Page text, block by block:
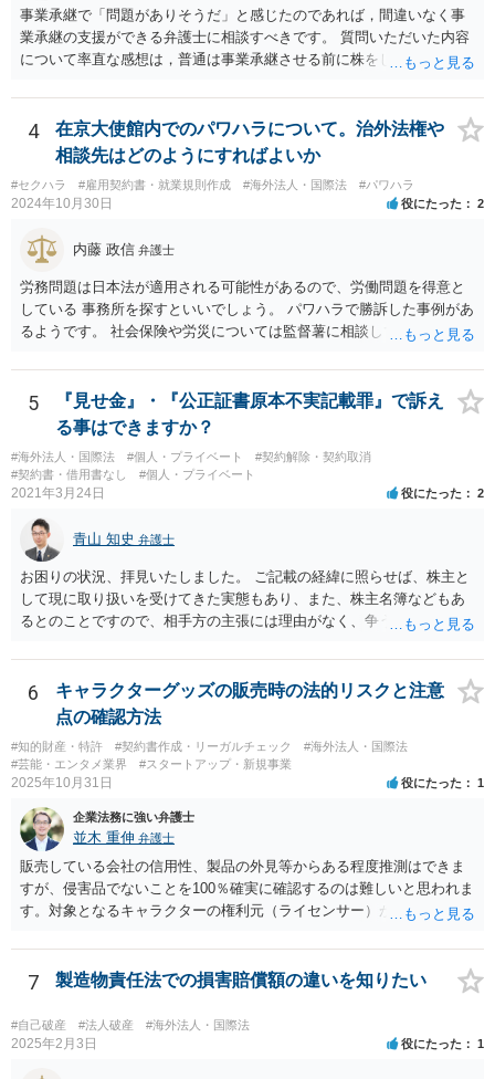
相手方代理人に対し、内容証明郵便などで書面にて貴社の見解を明確
に伝えることが重要です。その書面には、以下の内容を盛り込むこと
が考えられます。 成婚料について: 円満な解決を優先する観点から、
には上記の裁判例のように、貴社に返金義務は無いと判断される可能
性が高いと思われます。）。 指輪代金について: 前述の通り、男性会
員と女性会員との間の個人間の贈与であり、貴社に法的な返金義務は
ないことを、法的根拠と共に冷静に主張する。 「刑事訴訟」との主張
に対して: 本件は、契約の履行や返金を巡る民事上の紛争であり、貴社
に当初から金銭を騙し取る意図（詐欺罪の構成要件である欺罔行為）
があったとは考えにくく、刑事事件として立件される可能性は極めて
低いと思われます。 3. 警察からの連絡について 警察は「民事不介
入」を原則としており、契約トラブルなどの個人間の紛争に介入する
ことはありません。しかし、事件性があるかどうかを判断するため
に、関係者から事情を聴くことがあります。その場合には誠実な事実
説明を行ってください。
事業承継で「問題がありそうだ」と感じたのであれば，間違いなく事
業承継の支援ができる弁護士に相談すべきです。 質問いただいた内容
について率直な感想は，普通は事業承継させる前に株をしっかり集め
というのは無責任というほかないでしょう。 事業承継については，相
続税や贈与税を猶予する特別法な，遺留分について株式価格を遺留分
算定基礎額から控除したり価額を相続時でなく承継時に固定したりす
ることのできる特別法が定められています。 買い取る以外の方法につ
いても，株式保有割合や状況によるので，具体的に弁護士に相談され
ることをお勧めします。
4
在京大使館内でのパワハラについて。治外法権や
相談先はどのようにすればよいか
#セクハラ #雇用契約書・就業規則作成 #海外法人・国際法 #パワハラ
2024年10月30日 役にたった 2
内藤 政信 弁護士
労務問題は日本法が適用される可能性があるので、労働問題を得意と
している 事務所を探すといいでしょう。 パワハラで勝訴した事例があ
るようです。 社会保険や労災については監督薯に相談してみるといい
5
『見せ金』・『公正証書原本不実記載罪』で訴え
る事はできますか？
#海外法人・国際法 #個人・プライベート
#契約解除・契約取消
#契約書・借用書なし
#個人・プライベート
2021年3月24日 役にたった 2
青山 知史 弁護士
お困りの状況、拝見いたしました。 ご記載の経緯に照らせば、株主と
して現に取り扱いを受けてきた実態もあり、また、株主名簿などもあ
るとのことですので、相手方の主張には理由がなく、争う余地はある
主手の地位確認請求を訴訟などで実施し、正式に権利関係を明らかに
することも考えられます。 また、仮に株式の割り当てがなされていな
いとのことであれば、出資契約の前提が果たされていないことになり
ますので、債務不履行を理由に契約を解除し、100万円の返金を要求す
ることも考えられるかと思慮いたします。 この他、持ち株比率などに
もよりますが、過半数を確保できるのであれば、相手方の解任請求を
たします。 いずれの手段をとるとしても、当時のやり取りや契約内
容、相手方の主張内容などによっても、とるべき手段が異なってきま
すので、本格的に争うことをお考えであれば、関連資料をお持ちのう
え、個別に弁護士にご相談をし、対策を立てていくべきと思慮いたし
ます。
6
キャラクターグッズの販売時の法的リスクと注意
点の確認方法
#知的財産・特許 #契約書作成・リーガルチェック
#海外法人・国際法
#芸能・エンタメ業界
#スタートアップ・新規事業
2025年10月31日 役にたった 1
企業法務に強い弁護士
並木 重伸 弁護士
販売している会社の信用性、製品の外見等からある程度推測はできま
すが、侵害品でないことを100％確実に確認するのは難しいと思われま
す。対象となるキャラクターの権利元（ライセンサー）がわかるので
頼し絵を作ってもらいそれを元に工場へ作成依頼などした場合」につ
いては、作ってもらった絵がオリジナルのものであれば問題はありま
せんが（ただし絵師などから権利を得ておく必要があります。）、既
存のキャラクターやそれに類似するものであれば、その権利元から許
諾を受けない限り著作権侵害となる可能性が高いです。
7 製造物責任法での損害賠償額の違いを知りたい
#自己破産 #法人破産 #海外法人・国際法
2025年2月3日 役にたった 1